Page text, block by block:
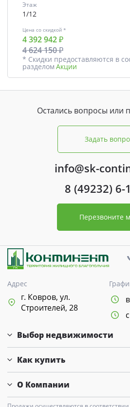
Этаж
1/12
Цена со скидкой *
4 392 942 ₽
4 624 150 ₽
* Скидки предоставляются в
разделом Акции
Остались вопросы или
Задать
info@sk-
8 (49232) 6-
Перезвоните
Адрес
г. Ковров, ул.
Строителей, 28
Выбор недвижимости
Как купить
О Компании